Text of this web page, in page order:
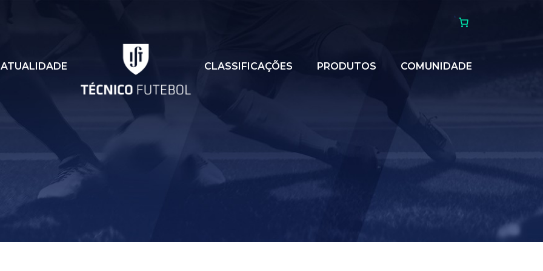
ATUALIDADE CLASSIFICAÇÕES PRODUTOS COMUNIDADE